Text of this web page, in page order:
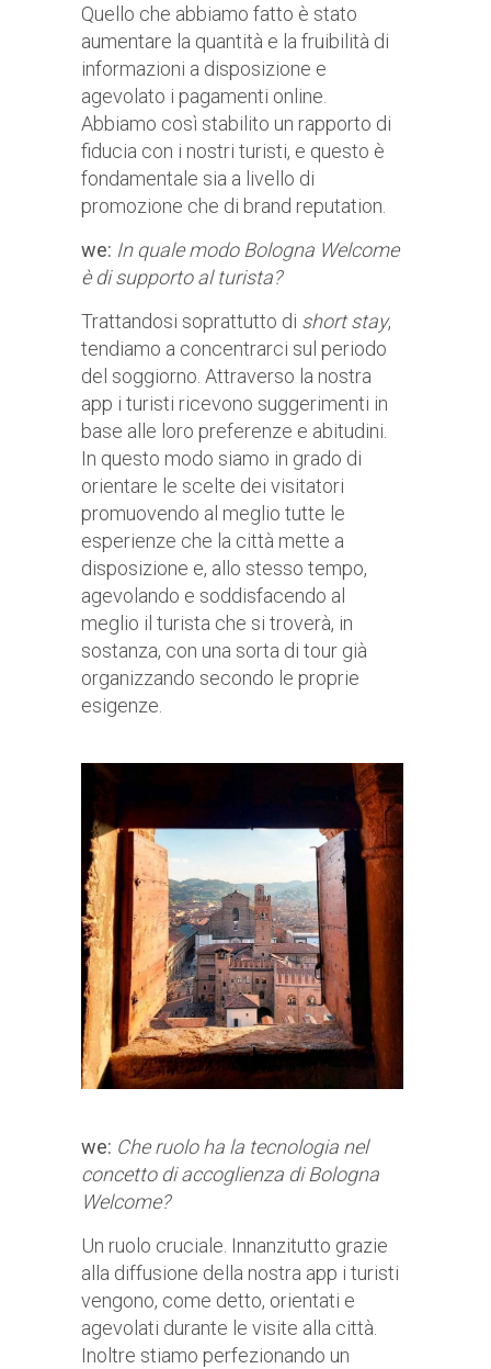
Quello che abbiamo fatto è stato
aumentare la quantità e la fruibilità di
informazioni a disposizione e
agevolato i pagamenti online.
Abbiamo così stabilito un rapporto di
fiducia con i nostri turisti, e questo è
fondamentale sia a livello di
promozione che di brand reputation.
we: In quale modo Bologna Welcome
è di supporto al turista?
Trattandosi soprattutto di short stay,
tendiamo a concentrarci sul periodo
del soggiorno. Attraverso la nostra
app i turisti ricevono suggerimenti in
base alle loro preferenze e abitudini.
In questo modo siamo in grado di
orientare le scelte dei visitatori
promuovendo al meglio tutte le
esperienze che la città mette a
disposizione e, allo stesso tempo,
agevolando e soddisfacendo al
meglio il turista che si troverà, in
sostanza, con una sorta di tour già
organizzando secondo le proprie
esigenze.
we: Che ruolo ha la tecnologia nel
concetto di accoglienza di Bologna
Welcome?
Un ruolo cruciale. Innanzitutto grazie
alla diffusione della nostra app i turisti
vengono, come detto, orientati e
agevolati durante le visite alla città.
Inoltre stiamo perfezionando un